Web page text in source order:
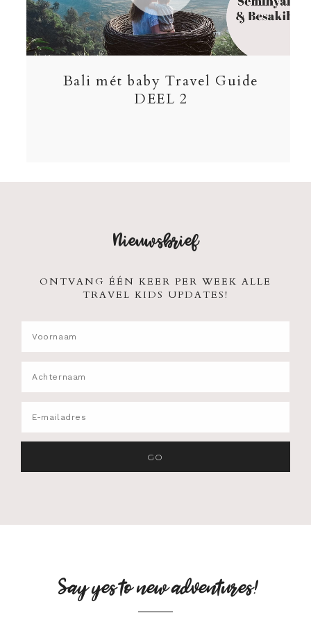
Bali mét baby Travel Guide
DEEL 2
Nieuwsbrief
ONTVANG ÉÉN KEER PER WEEK ALLE
TRAVEL KIDS UPDATES!
Say yes to new adventures!